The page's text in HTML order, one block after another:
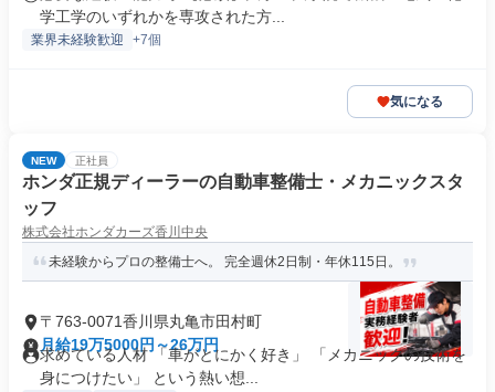
学工学のいずれかを専攻された方...
業界未経験歓迎 +7個
気になる
NEW 正社員
ホンダ正規ディーラーの自動車整備士・メカニックスタ
ッフ
株式会社ホンダカーズ香川中央
未経験からプロの整備士へ。 完全週休2日制・年休115日。
〒763-0071香川県丸亀市田村町
月給19万5000円～26万円
求めている人材 「車がとにかく好き」 「メカニックの技術を
身につけたい」 という熱い想...